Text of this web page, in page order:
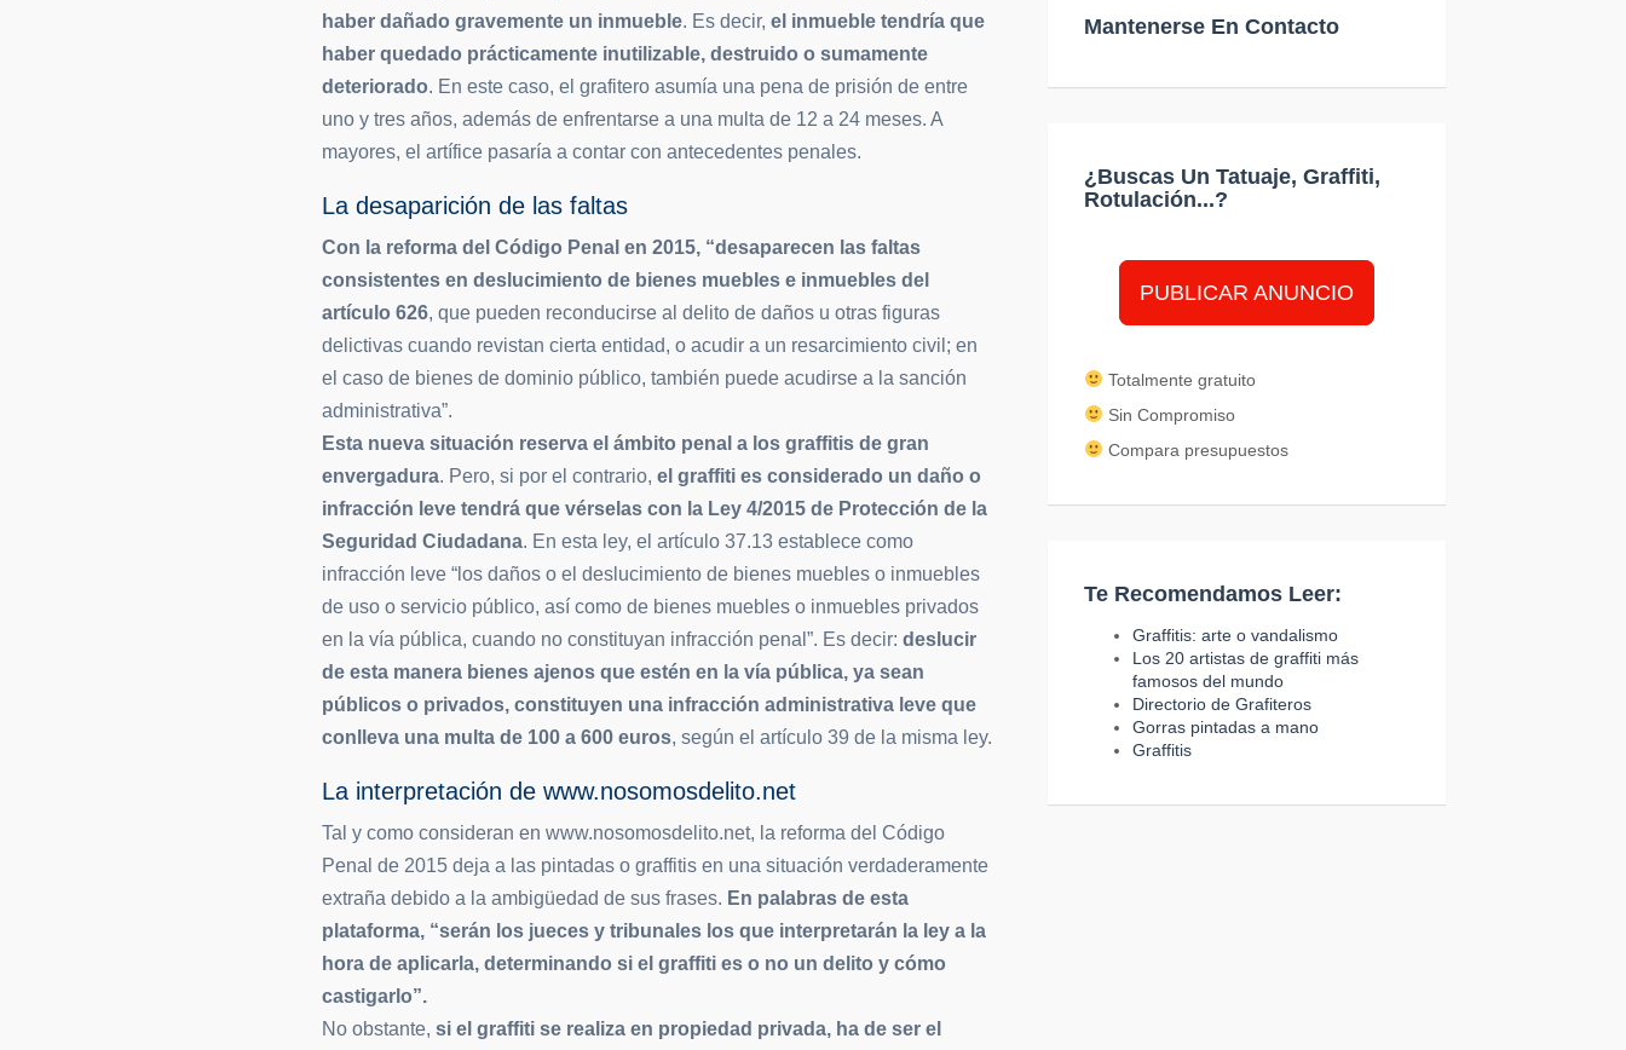
haber dañado gravemente un inmueble. Es decir,el inmueble tendría que
haber quedado prácticamente inutilizable, destruido o sumamente
deteriorado. En este caso, el grafitero asumía una pena de prisión de entre
uno y tres años, además de enfrentarse a una multa de 12 a 24 meses. A
mayores, el artífice pasaría a contar con antecedentes penales.
La desaparición de las faltas
Con la reforma del Código Penal en 2015, “desaparecen las faltas
consistentes en deslucimiento de bienes muebles e inmuebles del
artículo 626, que pueden reconducirse al delito de daños u otras figuras
delictivas cuando revistan cierta entidad, o acudir a un resarcimiento civil; en
el caso de bienes de dominio público, también puede acudirse a la sanción
administrativa”.
Esta nueva situación reserva el ámbito penal a los graffitis de gran
envergadura. Pero, si por el contrario,el graffiti es considerado un daño o
infracción leve tendrá que vérselas con la Ley 4/2015 de Protección de la
Seguridad Ciudadana. En esta ley, el artículo 37.13 establece como
infracción leve “los daños o el deslucimiento de bienes muebles o inmuebles
de uso o servicio público, así como de bienes muebles o inmuebles privados
en la vía pública, cuando no constituyan infracción penal”. Es decir: deslucir
de esta manera bienes ajenos que estén en la vía pública, ya sean
públicos o privados, constituyen una infracción administrativa leve que
conlleva una multa de 100 a 600 euros, según el artículo 39 de la misma ley.
La interpretación de www.nosomosdelito.net
Tal y como consideran en www.nosomosdelito.net, la reforma del Código
Penal de 2015 deja a las pintadas o graffitis en una situación verdaderamente
extraña debido a la ambigüedad de sus frases. En palabras de esta
plataforma, “serán los jueces y tribunales los que interpretarán la ley a la
hora de aplicarla, determinando si el graffiti es o no un delito y cómo
castigarlo”.
No obstante,si el graffiti se realiza en propiedad privada, ha de ser el
Mantenerse En Contacto
¿Buscas Un Tatuaje, Graffiti,
Rotulación...?
PUBLICAR ANUNCIO
Totalmente gratuito
Sin Compromiso
Compara presupuestos
Te Recomendamos Leer:
Graffitis: arte o vandalismo
Los 20 artistas de graffiti más
famosos del mundo
Directorio de Grafiteros
Gorras pintadas a mano
Graffitis